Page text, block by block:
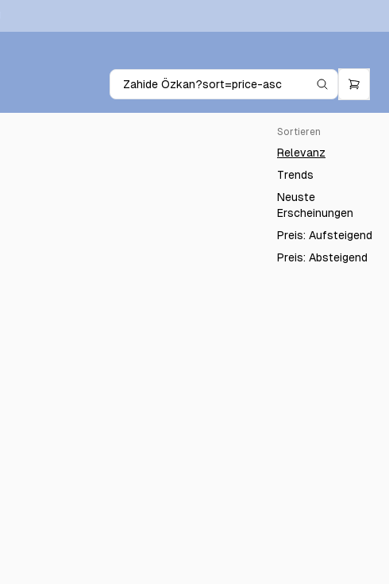
Sortieren
Relevanz
Trends
Neuste
Erscheinungen
Preis: Aufsteigend
Preis: Absteigend